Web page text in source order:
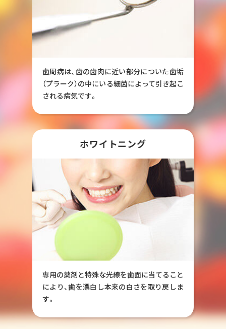
歯周病は、歯の歯肉に近い部分についた歯垢
（プラーク）の中にいる細菌によって引き起こ
される病気です。
ホワイトニング
専用の薬剤と特殊な光線を歯面に当てること
により、歯を漂白し本来の白さを取り戻しま
す。